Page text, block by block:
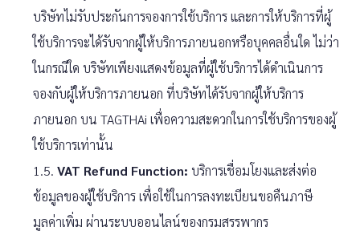
บริษัทไม่รับประกันการจองการใช้บริการ และการให้บริการที่ผู้
ใช้บริการจะได้รับจากผู้ให้บริการภายนอกหรือบุคคลอื่นใด ไม่ว่า
ในกรณีใด บริษัทเพียงแสดงข้อมูลที่ผู้ใช้บริการได้ดำเนินการ
จองกับผู้ให้บริการภายนอก ที่บริษัทได้รับจากผู้ให้บริการ
ภายนอก บน TAGTHAi เพื่อความสะดวกในการใช้บริการของผู้
ใช้บริการเท่านั้น
1.5. VAT Refund Function: บริการเชื่อมโยงและส่งต่อ
ข้อมูลของผู้ใช้บริการ เพื่อใช้ในการลงทะเบียนขอคืนภาษี
มูลค่าเพิ่ม ผ่านระบบออนไลน์ของกรมสรรพากร